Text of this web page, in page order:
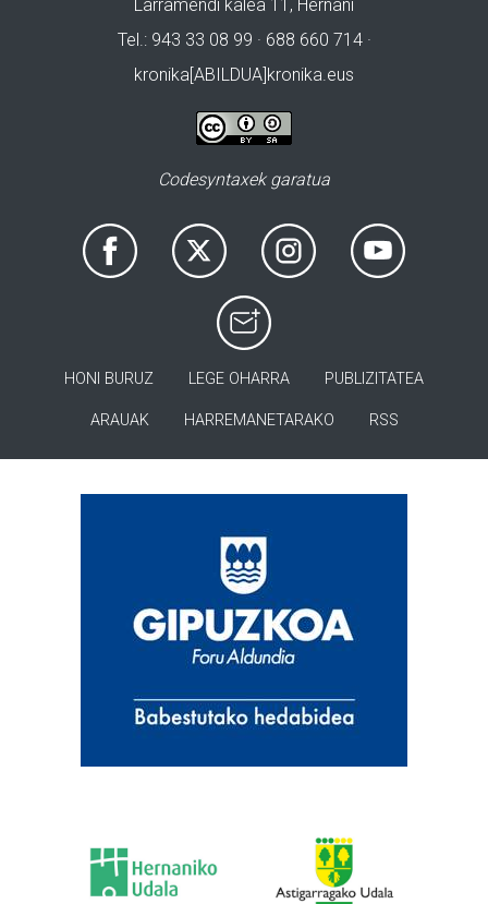
Larramendi kalea 11, Hernani
Tel.: 943 33 08 99 · 688 660 714 ·
kronika[ABILDUA]kronika.eus
Codesyntaxek garatua
HONI BURUZ LEGE OHARRA PUBLIZITATEA
ARAUAK HARREMANETARAKO RSS